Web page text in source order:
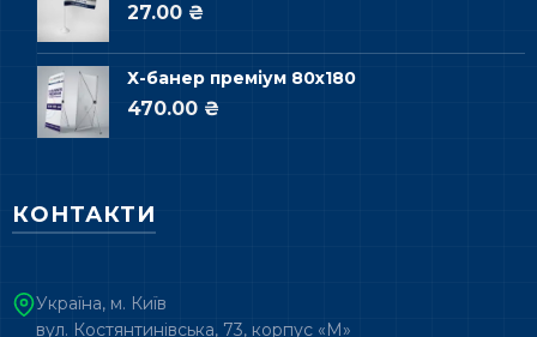
27.00 ₴
Х-банер преміум 80х180
470.00 ₴
КОНТАКТИ
Україна, м. Київ
вул. Костянтинівська, 73, корпус «М»